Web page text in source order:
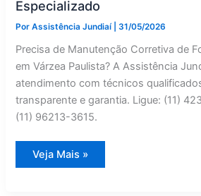
Especializado
PorAssistência Jundiaí |31/05/2026
Precisa de Manutenção Corretiva de
em Várzea Paulista? A Assistência
atendimento com técnicos
transparente e garantia. Ligue: (11)
(11) 96213-3615.
Forno
Veja Mais »